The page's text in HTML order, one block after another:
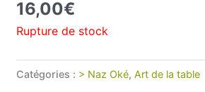
16,00€
Rupture de stock
Catégories : > Naz Oké, Art de la table